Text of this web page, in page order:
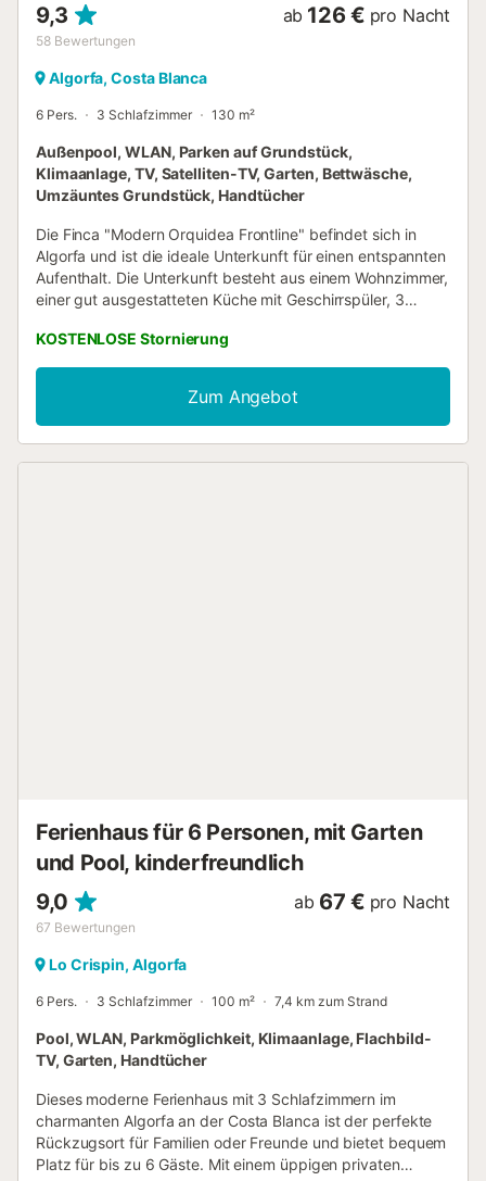
9,3
58 Bewertungen
ab 126 € pro Nacht
Algorfa, Costa Blanca
6 Pers. 3 Schlafzimmer 130 m²
Außenpool, WLAN, Parken auf Grundstück,
Klimaanlage, TV, Satelliten-TV, Garten, Bettwäsche,
Umzäuntes Grundstück, Handtücher
Die Finca "Modern Orquidea Frontline" befindet sich in
Algorfa und ist die ideale Unterkunft für einen entspannten
Aufenthalt. Die Unterkunft besteht aus einem Wohnzimmer,
einer gut ausgestatteten Küche mit Geschirrspüler, 3
Personen. Zur Ausstattung gehören außerdem WLAN, ein
TV, Klimaanlage, Heizung sowie eine Waschmaschine. Ein
Babybett ist ebenfalls vorhanden. Das Highlight dieser
Unterkunft ist der private Außenbereich mit einem Pool,
einem Garten, 3 offenen Terrassen, einer überdachten
KOSTENLOSE Stornierung
Zum Angebot
Ferienhaus für 6 Personen, mit Garten
und Pool, kinderfreundlich
9,0
67 Bewertungen
ab 67 € pro Nacht
Lo Crispin, Algorfa
6 Pers. 3 Schlafzimmer 100 m² 7,4 km zum Strand
Pool, WLAN, Parkmöglichkeit, Klimaanlage, Flachbild-
TV, Garten, Handtücher
Dieses moderne Ferienhaus mit 3 Schlafzimmern im
charmanten Algorfa an der Costa Blanca ist der perfekte
Rückzugsort für Familien oder Freunde und bietet bequem
Platz für bis zu 6 Gäste. Mit einem üppigen privaten